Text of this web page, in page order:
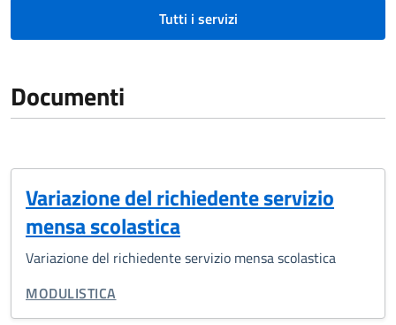
Tutti i servizi
Documenti
Variazione del richiedente servizio
mensa scolastica
Variazione del richiedente servizio mensa scolastica
TIPO DI DOCUMENTO:
MODULISTICA